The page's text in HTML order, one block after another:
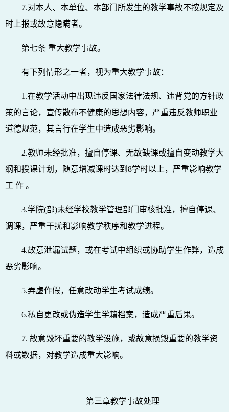
7.对本人、本单位、本部门所发生的教学事故不按规定及
时上报或故意隐瞒者。
第七条 重大教学事故。
有下列情形之一者，视为重大教学事故：
1.在教学活动中出现违反国家法律法规、违背党的方针政
策的言论，宣传散布不健康的思想内容，严重违反教师职业
道德规范，其言行在学生中造成恶劣影响。
2.教师未经批准，擅自停课、无故缺课或擅自变动教学大
纲和授课计划，随意增减课时达到8学时以上，严重影响教学
工 作 。
3.学院(部)未经学校教学管理部门审核批准，擅自停课、
调课，严重干扰和影响教学秩序和教学进程。
4.故意泄漏试题，或在考试中组织或协助学生作弊，造成
恶劣影响。
5.弄虚作假，任意改动学生考试成绩。
6.私自更改或伪造学生学籍档案，造成严重后果。
7. 故意毁坏重要的教学设施，或故意损毁重要的教学资
料或数据，对教学造成重大影响。
第三章教学事故处理